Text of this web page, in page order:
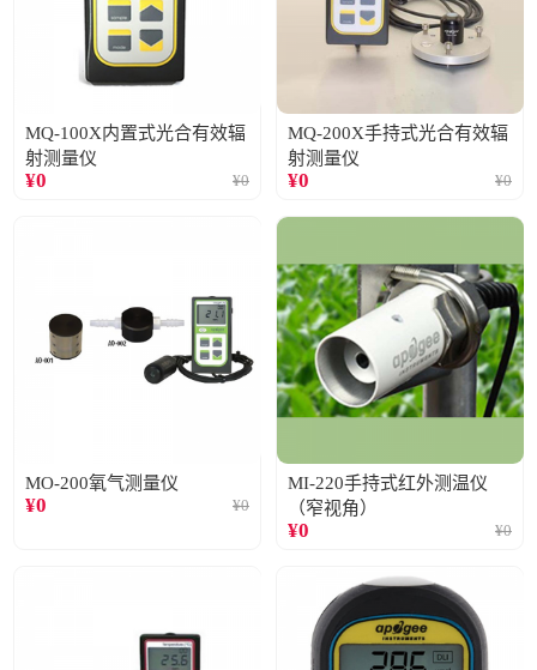
MQ-100X内置式光合有效辐
射测量仪
¥0 ¥0
MQ-200X手持式光合有效辐
射测量仪
¥0 ¥0
MO-200氧气测量仪
¥0 ¥0
MI-220手持式红外测温仪
（窄视角）
¥0 ¥0